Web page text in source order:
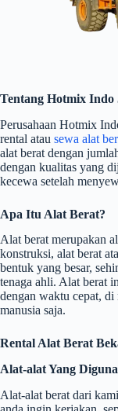
Tentang Hotmix Indo
Perusahaan Hotmix
rental atau sewa alat
alat berat dengan
dengan kualitas yang
kecewa setelah
Apa Itu Alat Berat?
Alat berat merupakan
konstruksi, alat berat
bentuk yang besar,
tenaga ahli. Alat berat
dengan waktu cepat, di
manusia saja.
Rental Alat Berat
Alat-alat Yang
Alat-alat berat dari